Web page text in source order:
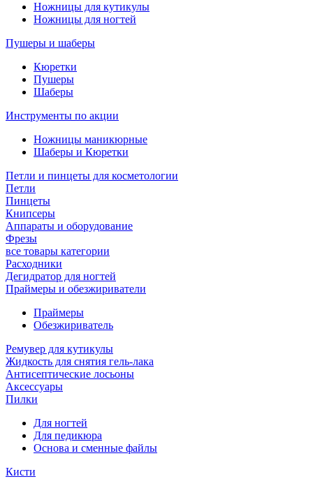
Ножницы для кутикулы
Ножницы для ногтей
Пушеры и шаберы
Кюретки
Пушеры
Шаберы
Инструменты по акции
Ножницы маникюрные
Шаберы и Кюретки
Петли и пинцеты для косметологии
Петли
Пинцеты
Книпсеры
Аппараты и оборудование
Фрезы
все товары категории
Расходники
Дегидратор для ногтей
Праймеры и обезжириватели
Праймеры
Обезжириватель
Ремувер для кутикулы
Жидкость для снятия гель-лака
Антисептические лосьоны
Аксессуары
Пилки
Для ногтей
Для педикюра
Основа и сменные файлы
Кисти